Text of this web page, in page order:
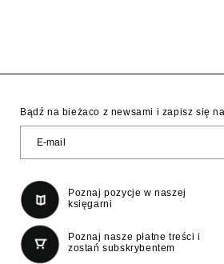
Bądź na bieżaco z newsami i zapisz się
Poznaj pozycje w naszej
księgarni
Poznaj nasze płatne treści i
zostań subskrybentem